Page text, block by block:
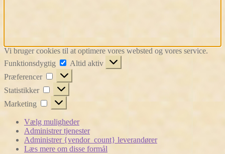
Vi bruger cookies til at optimere vores websted og vores service.
Funktionsdygtig
Funktionsdygtig
Altid aktiv
Præferencer
Præferencer
Statistikker Statistikker
Marketing Marketing
Vælg muligheder
Administrer tjenester
Administrer {vendor_count} leverandører
Læs mere om disse formål